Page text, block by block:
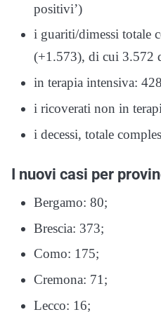
positivi’)
i guariti/dimessi totale
(+1.573), di cui 3.572
in terapia intensiva:
i ricoverati non in
i decessi, totale
I nuovi casi per
Bergamo: 80;
Brescia: 373;
Como: 175;
Cremona: 71;
Lecco: 16;